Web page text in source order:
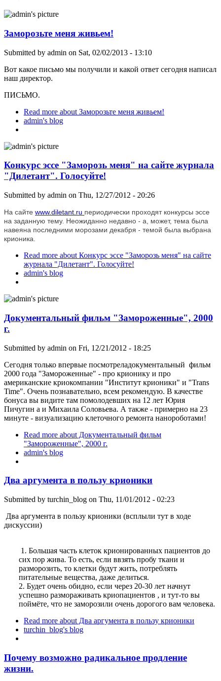
Заморозьте меня живьем!
Submitted by admin on Sat, 02/02/2013 - 13:10
Вот какое письмо мы получили и какой ответ сегодня написал
наш директор.
ПИСЬМО.
Read more about Заморозьте меня живьем!
admin's blog
Конкурс эссе "Заморозь меня" на сайте журнала
"Дилетант". Голосуйте!
Submitted by admin on Thu, 12/27/2012 - 20:26
На сайте www.diletant.ru периодически проходят конкурсы эссе
на заданную тему. Неожиданно недавно - а, может, тема была
навеяна последними морозами декабря - темой была выбрана
крионика.
Read more about Конкурс эссе "Заморозь меня" на сайте
журнала "Дилетант". Голосуйте!
admin's blog
Документальный фильм "Замороженные", 2000
г.
Submitted by admin on Fri, 12/21/2012 - 18:25
Сегодня только впервые посмотреладокументальный фильм
2000 года "Замороженные" - про крионику и про
американские криокомпании "Институт крионики" и "Trans
Time". Очень познавательно, всем рекомендую. В качестве
бонуса вы видите там помолодевших на 12 лет Юрия
Пичугин а и Михаила Соловьева. А также - примерно на 23
минуте - визуализацию клеточного ремонта нанороботами!
Read more about Документальный фильм
"Замороженные", 2000 г.
admin's blog
Два аргумента в пользу крионики
Submitted by turchin_blog on Thu, 11/01/2012 - 02:23
Два аргумента в пользу крионики (всплыли тут в ходе
дискуссии)
1. Большая часть клеток крионированных пациентов до
сих пор жива. То есть, если ввзять пробу ткани и
разморозить, то клетки будут жить, потреблять
питательные вещества, даже делиться.
2. Будет очень обидно, если через 20-30 лет начнут
успешно размораживать криопациентов , и тут-то вы
поймёте, что не заморозили очень дорогого вам человека.
Read more about Два аргумента в пользу крионики
turchin_blog's blog
Почему возможно радикальное продление
жизни.